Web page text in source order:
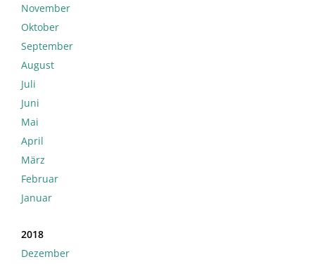
November
Oktober
September
August
Juli
Juni
Mai
April
März
Februar
Januar
2018
Dezember